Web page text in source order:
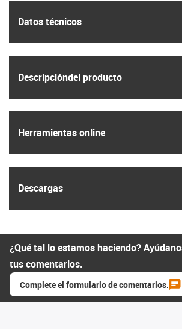
Datos técnicos
Descripción­del producto
Herramientas online
Descargas
¿Qué tal lo estamos haciendo?
tus comentarios.
Complete el formulario de comentarios.